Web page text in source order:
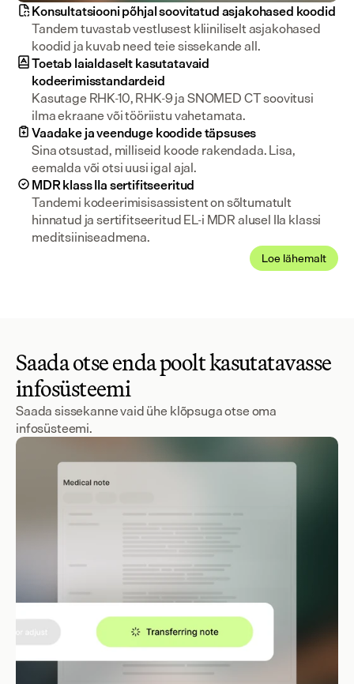
Loe lähemalt
Konsultatsiooni põhjal soovitatud asjakohased koodid
Tandem tuvastab vestlusest kliiniliselt asjakohased
koodid ja kuvab need teie sissekande all.
Toetab laialdaselt kasutatavaid
kodeerimisstandardeid
Kasutage RHK-10, RHK-9 ja SNOMED CT soovitusi
ilma ekraane või tööriistu vahetamata.
Vaadake ja veenduge koodide täpsuses
Sina otsustad, milliseid koode rakendada. Lisa,
eemalda või otsi uusi igal ajal.
MDR klass IIa sertifitseeritud
Tandemi kodeerimisisassistent on sõltumatult
hinnatud ja sertifitseeritud EL-i MDR alusel IIa klassi
meditsiiniseadmena.
Saada otse enda poolt kasutatavasse
infosüsteemi
Saada sissekanne vaid ühe klõpsuga otse oma
infosüsteemi.